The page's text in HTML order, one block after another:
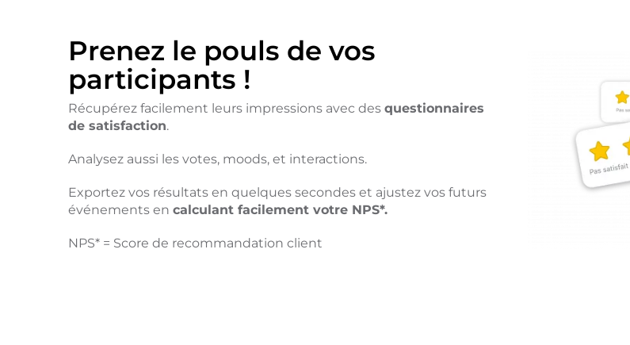
Prenez le pouls de vos
participants !
Récupérez facilement leurs impressions avec des questionnaires
de satisfaction.
Analysez aussi les votes, moods, et interactions.
Exportez vos résultats en quelques secondes et ajustez vos futurs
événements en calculant facilement votre NPS*.
NPS* = Score de recommandation client